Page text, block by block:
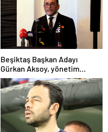
Beşiktaş Başkan Adayı
Gürkan Aksoy, yönetim
kurulunu tanıttı